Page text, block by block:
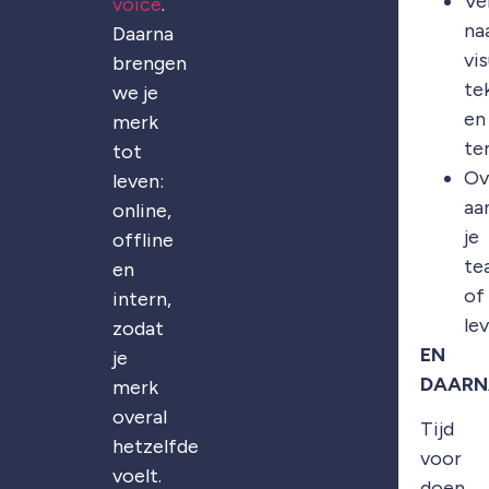
Daarna
brengen
we je
merk
tot
leven:
online,
offline
en
intern,
zodat
je
merk
overal
hetzelfde
voelt.
en
je
of
EN
Tijd
voor